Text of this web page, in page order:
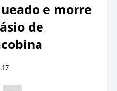
e morre
de